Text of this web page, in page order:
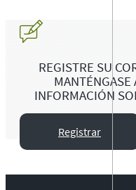
REGISTRE SU
INFORMACIÓN
Registrar